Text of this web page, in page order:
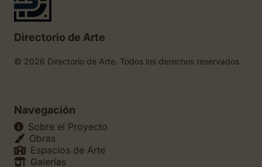
Directorio de Arte
© 2026 Directorio de Arte. Todos los derechos reservados.
Navegación
Sobre el Proyecto
Obras
Espacios de Arte
Galerías